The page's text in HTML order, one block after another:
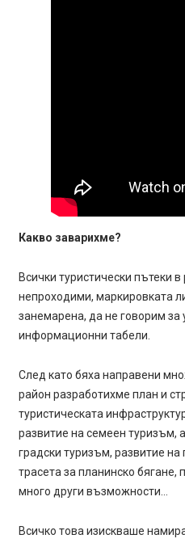
Какво заварихме?
Всички туристически пътеки
непроходими, маркировката
занемарена, да не говорим за
информационни табели.
След като бяха направени
район разработихме план и
туристическата
развитие на семеен туризъм,
градски туризъм, развитие
трасета за планинско бягане,
много други възможности…
Всичко това изискваше